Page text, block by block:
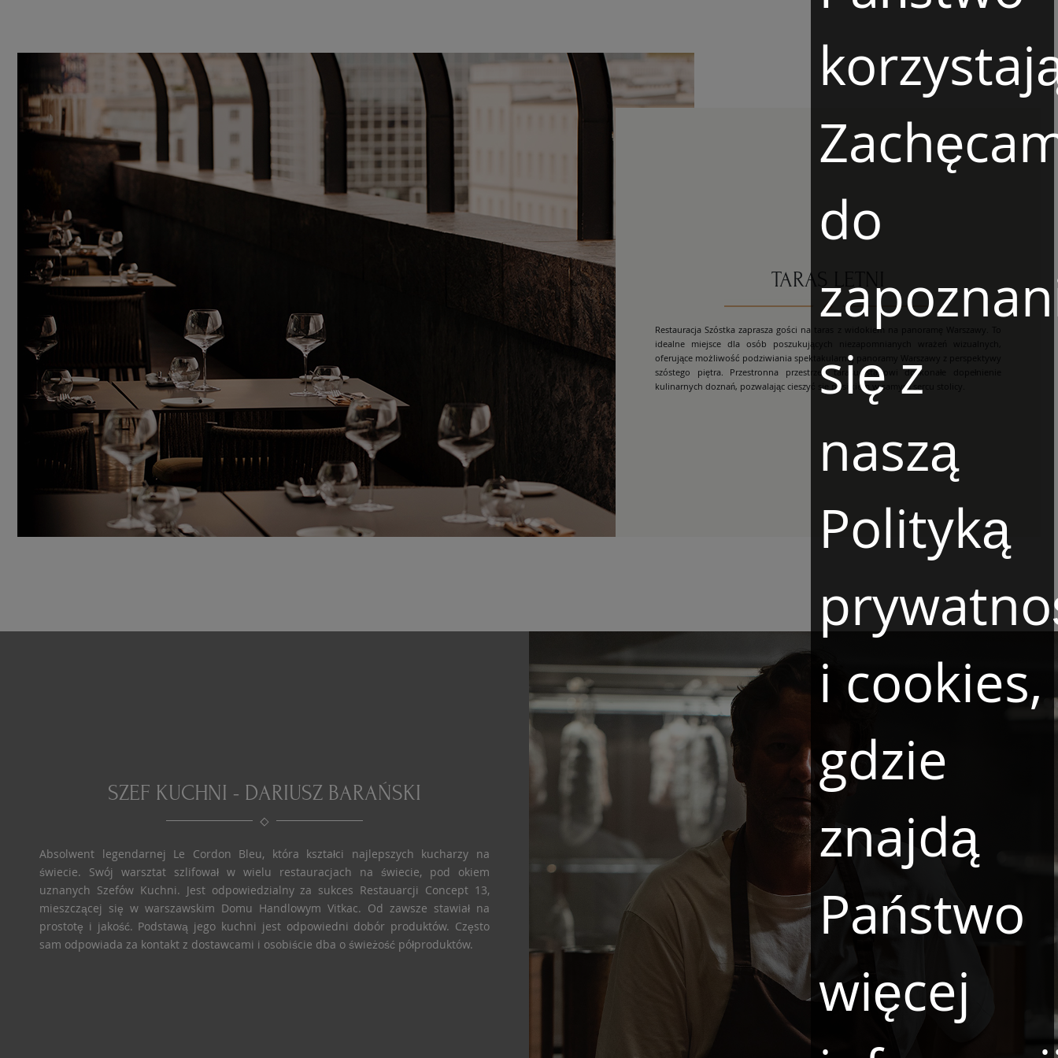
TARAS LETNI
Restauracja Szóstka zaprasza gości na taras z widokiem na panoramę Warszawy. To
idealne miejsce dla osób poszukujących niezapomnianych wrażeń wizualnych,
oferujące możliwość podziwiania spektakularnej panoramy Warszawy z perspektywy
szóstego piętra. Przestronna przestrzeń tarasu stanowi doskonałe dopełnienie
kulinarnych doznań, pozwalając cieszyć się posiłkiem w samym sercu stolicy.
SZEF KUCHNI - DARIUSZ BARAŃSKI
Absolwent legendarnej Le Cordon Bleu, która kształci najlepszych kucharzy na
świecie. Swój warsztat szlifował w wielu restauracjach na świecie, pod okiem
uznanych Szefów Kuchni. Jest odpowiedzialny za sukces Restauarcji Concept 13,
mieszczącej się w warszawskim Domu Handlowym Vitkac. Od zawsze stawiał na
prostotę i jakość. Podstawą jego kuchni jest odpowiedni dobór produktów. Często
sam odpowiada za kontakt z dostawcami i osobiście dba o świeżość półproduktów.
do
się z
naszą
Polityką
i cookies,
gdzie
znajdą
Państwo
więcej